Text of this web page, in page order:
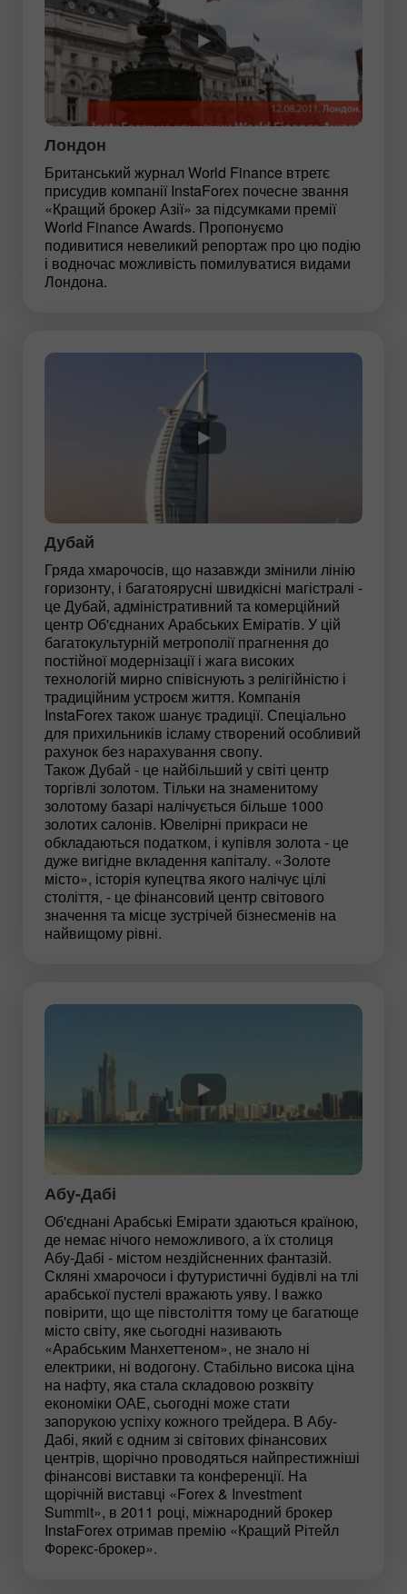
Лондон
Британський журнал World Finance втретє
присудив компанії InstaForex почесне звання
«Кращий брокер Азії» за підсумками премії
World Finance Awards. Пропонуємо
подивитися невеликий репортаж про цю подію
і водночас можливість помилуватися видами
Лондона.
Дубай
Гряда хмарочосів, що назавжди змінили лінію
горизонту, і багатоярусні швидкісні магістралі -
це Дубай, адміністративний та комерційний
центр Об'єднаних Арабських Еміратів. У цій
багатокультурній метрополії прагнення до
постійної модернізації і жага високих
технологій мирно співіснують з релігійністю і
традиційним устроєм життя. Компанія
InstaForex також шанує традиції. Спеціально
для прихильників ісламу створений особливий
рахунок без нарахування свопу.
Також Дубай - це найбільший у світі центр
торгівлі золотом. Тільки на знаменитому
золотому базарі налічується більше 1000
золотих салонів. Ювелірні прикраси не
обкладаються податком, і купівля золота - це
дуже вигідне вкладення капіталу. «Золоте
місто», історія купецтва якого налічує цілі
століття, - це фінансовий центр світового
значення та місце зустрічей бізнесменів на
найвищому рівні.
Абу-Дабі
Об'єднані Арабські Емірати здаються країною,
де немає нічого неможливого, а їх столиця
Абу-Дабі - містом нездійсненних фантазій.
Скляні хмарочоси і футуристичні будівлі на тлі
арабської пустелі вражають уяву. І важко
повірити, що ще півстоліття тому це багатюще
місто світу, яке сьогодні називають
«Арабським Манхеттеном», не знало ні
електрики, ні водогону. Стабільно висока ціна
на нафту, яка стала складовою розквіту
економіки ОАЕ, сьогодні може стати
запорукою успіху кожного трейдера. В Абу-
Дабі, який є одним зі світових фінансових
центрів, щорічно проводяться найпрестижніші
фінансові виставки та конференції. На
щорічній виставці «Forex & Investment
Summit», в 2011 році, міжнародний брокер
InstaForex отримав премію «Кращий Рітейл
Форекс-брокер».